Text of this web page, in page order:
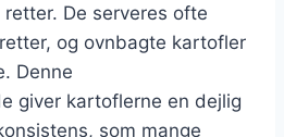
De serveres ofte
og ovnbagte kartofler
Denne
giver kartoflerne en dejlig
som mange